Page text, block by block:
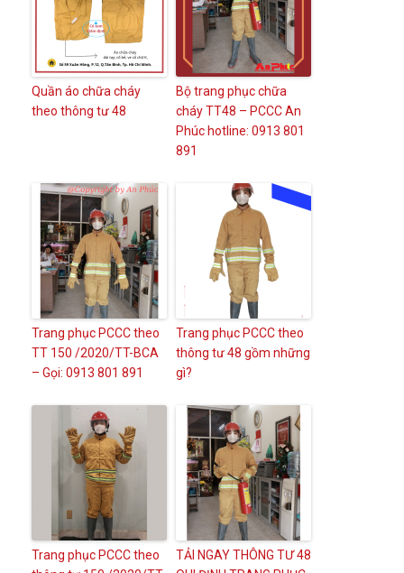
Quần áo chữa cháy
theo thông tư 48
Bộ trang phục chữa
cháy TT48 – PCCC An
Phúc hotline: 0913 801
891
Trang phục PCCC theo
TT 150 /2020/TT-BCA
– Gọi: 0913 801 891
Trang phục PCCC theo
thông tư 48 gồm những
gì?
Trang phục PCCC theo
TẢI NGAY THÔNG TƯ 48